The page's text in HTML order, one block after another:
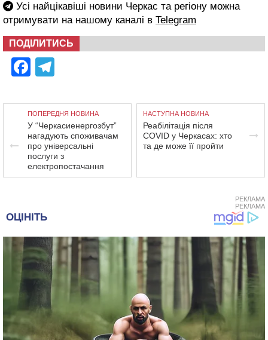
Усі найцікавіші новини Черкас та регіону можна
отримувати на нашому каналі в Telegram
ПОДІЛИТИСЬ
Facebook
ПОПЕРЕДНЯ НОВИНА
У “Черкасиенергозбут”
нагадують споживачам
про універсальні
послуги з
електропостачання
НАСТУПНА НОВИНА
Реабілітація після
COVID у Черкасах: хто
та де може її пройти
РЕКЛАМА
РЕКЛАМА